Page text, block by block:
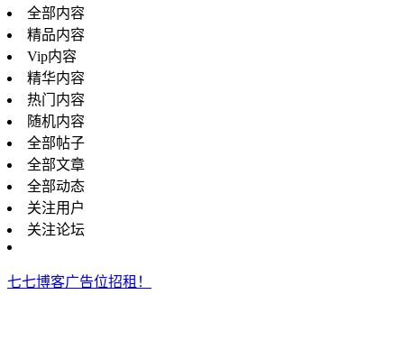
全部内容
精品内容
Vip内容
精华内容
热门内容
随机内容
全部帖子
全部文章
全部动态
关注用户
关注论坛
七七博客广告位招租！